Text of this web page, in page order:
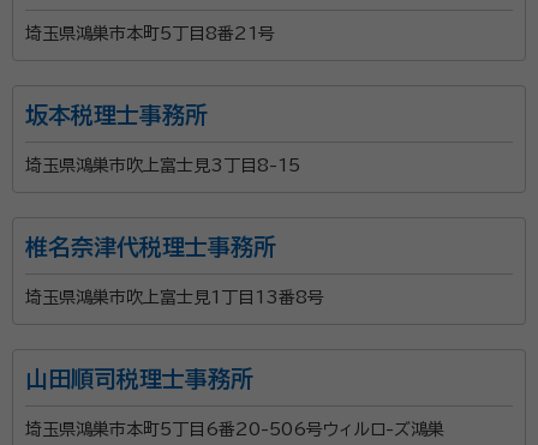
埼玉県鴻巣市本町5丁目8番21号
坂本税理士事務所
埼玉県鴻巣市吹上富士見3丁目8-15
椎名奈津代税理士事務所
埼玉県鴻巣市吹上富士見1丁目13番8号
山田順司税理士事務所
埼玉県鴻巣市本町5丁目6番20-506号ウィルロ-ズ鴻巣